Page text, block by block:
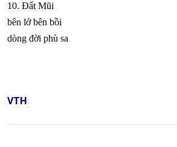
10. Đất Mũi
bên lở bên bồi
dòng đời phù sa
VTH